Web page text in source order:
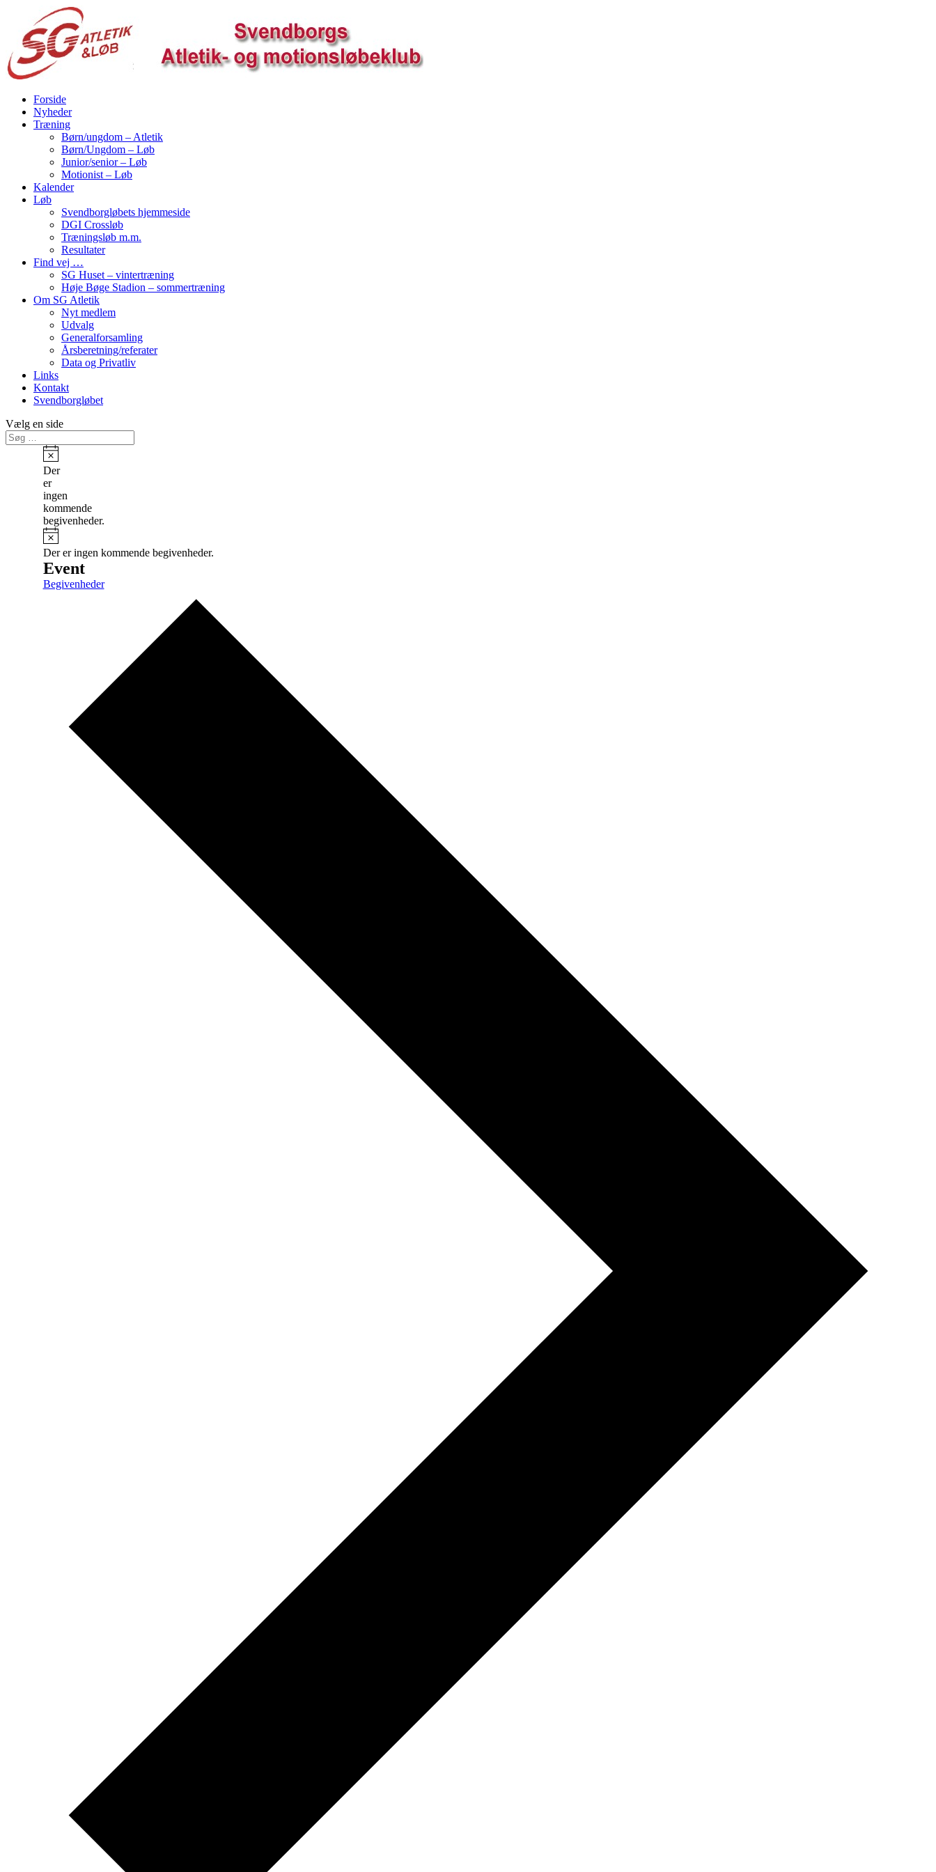
Forside
Nyheder
Træning
Børn/ungdom – Atletik
Børn/Ungdom – Løb
Junior/senior – Løb
Motionist – Løb
Kalender
Løb
Svendborgløbets hjemmeside
DGI Crossløb
Træningsløb m.m.
Resultater
Find vej …
SG Huset – vintertræning
Høje Bøge Stadion – sommertræning
Om SG Atletik
Nyt medlem
Udvalg
Generalforsamling
Årsberetning/referater
Data og Privatliv
Links
Kontakt
Svendborgløbet
Vælg en side
Notice
Der
er
ingen
kommende
begivenheder.
Notice
Der er ingen kommende begivenheder.
Event
Begivenheder